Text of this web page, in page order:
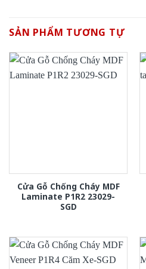
SẢN PHẨM TƯƠNG TỰ
Cửa Gỗ Chống Cháy MDF
Laminate P1R2 23029-
SGD